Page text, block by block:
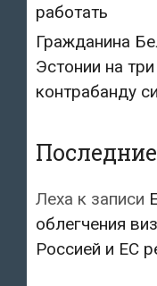
работать
Гражданина
Эстонии на
контрабанду
Леха к записи
облегчения
Россией и ЕС